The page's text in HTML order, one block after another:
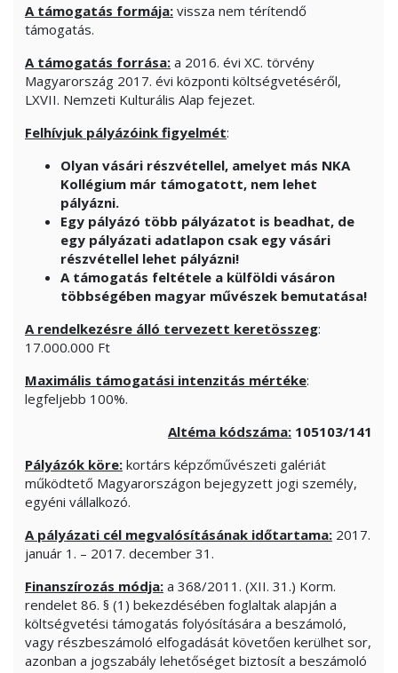
A támogatás formája: vissza nem térítendő
támogatás.
A támogatás forrása: a 2016. évi XC. törvény
Magyarország 2017. évi központi költségvetéséről,
LXVII. Nemzeti Kulturális Alap fejezet.
Felhívjuk pályázóink figyelmét:
Olyan vásári részvétellel, amelyet más NKA
Kollégium már támogatott, nem lehet
pályázni.
Egy pályázó több pályázatot is beadhat, de
egy pályázati adatlapon csak egy vásári
részvétellel lehet pályázni!
A támogatás feltétele a külföldi vásáron
többségében magyar művészek bemutatása!
A rendelkezésre álló tervezett keretösszeg:
17.000.000 Ft
Maximális támogatási intenzitás mértéke:
legfeljebb 100%.
Altéma kódszáma: 105103/141
Pályázók köre: kortárs képzőművészeti galériát
működtető Magyarországon bejegyzett jogi személy,
egyéni vállalkozó.
A pályázati cél megvalósításának időtartama: 2017.
január 1. – 2017. december 31.
Finanszírozás módja: a 368/2011. (XII. 31.) Korm.
rendelet 86. § (1) bekezdésében foglaltak alapján a
költségvetési támogatás folyósítására a beszámoló,
vagy részbeszámoló elfogadását követően kerülhet sor,
azonban a jogszabály lehetőséget biztosít a beszámoló